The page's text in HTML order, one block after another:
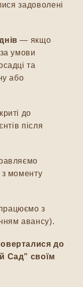
задоволені
— якщо
умови
та
або
до
після
моменту
з
авансу).
до
Сад” своїм